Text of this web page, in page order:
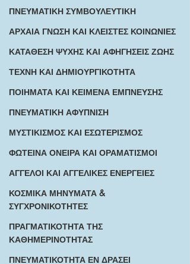
ΠΝΕΥΜΑΤΙΚΗ ΣΥΜΒΟΥΛΕΥΤΙΚΗ
ΑΡΧΑΙΑ ΓΝΩΣΗ ΚΑΙ ΚΛΕΙΣΤΕΣ ΚΟΙΝΩΝΙΕΣ
ΚΑΤΑΘΕΣΗ ΨΥΧΗΣ ΚΑΙ ΑΦΗΓΗΣΕΙΣ ΖΩΗΣ
ΤΕΧΝΗ ΚΑΙ ΔΗΜΙΟΥΡΓΙΚΟΤΗΤΑ
ΠΟΙΗΜΑΤΑ ΚΑΙ ΚΕΙΜΕΝΑ ΕΜΠΝΕΥΣΗΣ
ΠΝΕΥΜΑΤΙΚΗ ΑΦΥΠΝΙΣΗ
ΜΥΣΤΙΚΙΣΜΟΣ ΚΑΙ ΕΣΩΤΕΡΙΣΜΟΣ
ΦΩΤΕΙΝΑ ΟΝΕΙΡΑ ΚΑΙ ΟΡΑΜΑΤΙΣΜΟΙ
ΑΓΓΕΛΟΙ ΚΑΙ ΑΓΓΕΛΙΚΕΣ ΕΝΕΡΓΕΙΕΣ
ΚΟΣΜΙΚΑ ΜΗΝΥΜΑΤΑ &
ΣΥΓΧΡΟΝΙΚΟΤΗΤΕΣ
ΠΡΑΓΜΑΤΙΚΟΤΗΤΑ ΤΗΣ
ΚΑΘΗΜΕΡΙΝΟΤΗΤΑΣ
ΠΝΕΥΜΑΤΙΚΟΤΗΤΑ ΕΝ ΔΡΑΣΕΙ